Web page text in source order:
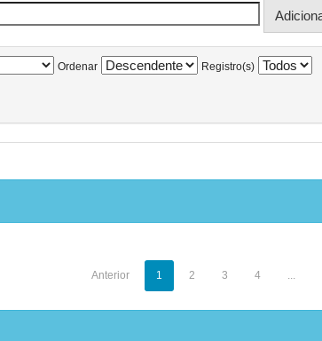
Ordenar Registro(s)
Anterior 1 2 3 4 ...